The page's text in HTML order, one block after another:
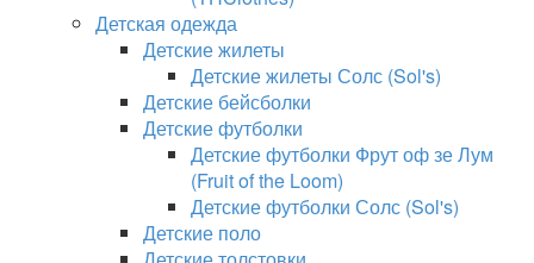
Детская одежда
Детские жилеты
Детские жилеты Солс (Sol's)
Детские бейсболки
Детские футболки
Детские футболки Фрут оф зе Лум
(Fruit of the Loom)
Детские футболки Солс (Sol's)
Детские поло